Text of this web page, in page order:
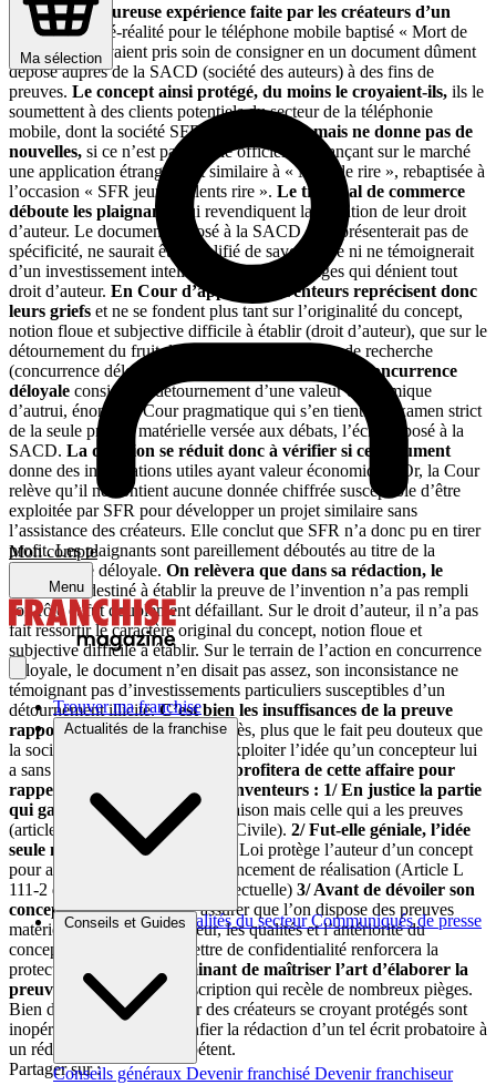
Ma sélection
Mon compte
Menu
Trouver ma franchise
Actualités de la franchise
Brèves et actus Actualités du secteur Communiqués de presse
Conseils et Guides
Conseils généraux Devenir franchisé Devenir franchiseur
C’est la douloureuse expérience faite par les créateurs d’un
conceptde télé-réalité pour le téléphone mobile baptisé « Mort de
rire », qu’ils avaient pris soin de consigner en un document dûment
déposé auprès de la SACD (société des auteurs) à des fins de
preuves. Le concept ainsi protégé, du moins le croyaient-ils, ils le
soumettent à des clients potentiels du secteur de la téléphonie
mobile, dont la société SFR.
SFR l’étudie, mais ne donne pas de
nouvelles, si ce n’est par la voie officielle en lançant sur le marché
une application étrangement similaire à « Mort de rire », rebaptisée à
l’occasion « SFR jeunes talents rire ». Le tribunal de commerce
déboute les plaignants
qui revendiquent la violation de leur droit
d’auteur. Le document déposé à la SACD « ne présenterait pas de
spécificité, ne saurait être qualifié de savoir-faire ni ne témoignerait
d’un investissement intellectuel » selon les juges qui dénient tout
droit d’auteur. En Cour d’appel, les inventeurs reprécisent donc
leurs griefs et ne se fondent plus tant sur l’originalité du concept,
notion floue et subjective difficile à établir (droit d’auteur), que sur le
détournement du fruit de leurs études et travaux de recherche
(concurrence déloyale).
Raté encore. L’action en concurrence
déloyale consiste au détournement d’une valeur économique
d’autrui, énonce la Cour pragmatique qui s’en tient à l’examen strict
de la seule preuve matérielle versée aux débats, l’écrit déposé à la
SACD. La question se réduit donc à vérifier si ce document
donne des informations utiles ayant valeur économique. Or, la Cour
relève qu’il ne contient aucune donnée chiffrée susceptible d’être
exploitée par SFR pour développer un projet similaire sans
l’assistance des créateurs. Elle conclut que SFR n’a donc pu en tirer
profit. Les plaignants sont pareillement déboutés au titre de la
concurrence déloyale. On relèvera que dans sa rédaction, le
document destiné à établir la preuve de l’invention n’a pas rempli
son rôle et fut doublement défaillant. Sur le droit d’auteur, il n’a pas
fait ressortir le caractère original du concept, notion floue et
subjective difficile à établir. Sur le terrain de l’action en concurrence
déloyale, le document n’en disait pas assez, son inconsistance ne
témoignant pas d’investissements particuliers susceptibles d’un
détournement illicite.C’est bien les insuffisances de la preuve
rapportéequi fait perdre le procès, plus que le fait peu douteux que
la société SFR ait repris pour l’exploiter l’idée qu’un concepteur lui
a sans précautions présenté.
On profitera de cette affaire pour
rappeler quelques points aux inventeurs : 1/ En justice la partie
qui gagne
n’est pas celle qui a raison mais celle qui a les preuves
(article 9 du Code de Procédure Civile). 2/ Fut-elle géniale, l’idée
seule n’est pas protégeable.
La Loi protège l’auteur d’un concept
pour autant qu’il y ait un commencement de réalisation (Article L
111-2 du Code la propriété intellectuelle) 3/ Avant de dévoiler son
concept aux tiers,il faut s’assurer que l’on dispose des preuves
matérielles solides sur l’auteur, les qualités et l’antériorité du
concept. Faire signer une lettre de confidentialité renforcera la
protection.4/ Il est déterminant de maîtriser l’art d’élaborer la
preuve de la création , description qui recèle de nombreux pièges.
Bien des dépôts réalisés par des créateurs se croyant protégés sont
inopérants. Mieux vaut confier la rédaction d’un tel écrit probatoire à
un rédacteur averti et compétent.
Partager sur :